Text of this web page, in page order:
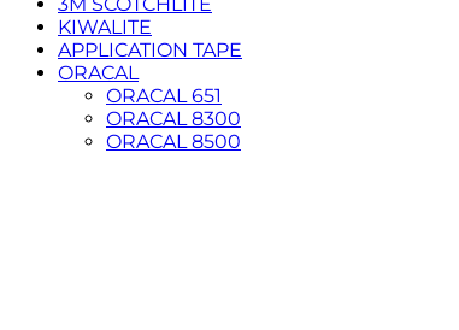
KIWALITE
APPLICATION TAPE
ORACAL
ORACAL 651
ORACAL 8300
ORACAL 8500